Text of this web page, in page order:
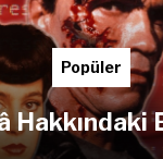
Popüler
Hakkındaki